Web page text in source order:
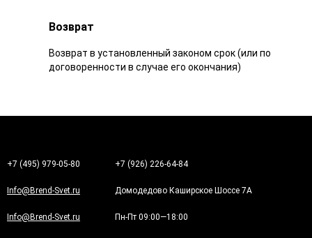
Возврат
Возврат в установленный законом срок (или по
договоренности в случае его окончания)
+7 (495) 979-05-80 +7 (926) 226-64-84
Info@Brend-Svet.ru Домодедово Каширское Шоссе 7А
Info@Brend-Svet.ru Пн-Пт 09:00—18:00